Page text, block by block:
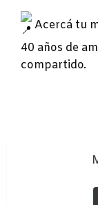
Acercá tu
40 años de
compartido.